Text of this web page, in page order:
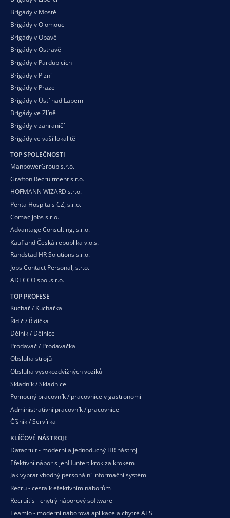
Brigády v Mostě
Brigády v Olomouci
Brigády v Opavě
Brigády v Ostravě
Brigády v Pardubicích
Brigády v Plzni
Brigády v Praze
Brigády v Ústí nad Labem
Brigády ve Zlíně
Brigády v zahraničí
Brigády ve vaší lokalitě
TOP SPOLEČNOSTI
ManpowerGroup s.r.o.
Grafton Recruitment s.r.o.
HOFMANN WIZARD s.r.o.
Penta Hospitals CZ, s.r.o.
Comac jobs s.r.o.
Advantage Consulting, s.r.o.
Kaufland Česká republika v.o.s.
Randstad HR Solutions s.r.o.
Jobs Contact Personal, s.r.o.
ADECCO spol.s r.o.
TOP PROFESE
Kuchař / Kuchařka
Řidič / Řidička
Dělník / Dělnice
Prodavač / Prodavačka
Obsluha strojů
Obsluha vysokozdvižných vozíků
Skladník / Skladnice
Pomocný pracovník / pracovnice v gastronomii
Administrativní pracovník / pracovnice
Číšník / Servírka
KLÍČOVÉ NÁSTROJE
Datacruit - moderní a jednoduchý HR nástroj
Efektivní nábor s jenHunter: krok za krokem
Jak vybrat vhodný personální informační systém
Recru - cesta k efektivním náborům
Recruitis - chytrý náborový software
Teamio - moderní náborová aplikace a chytré ATS